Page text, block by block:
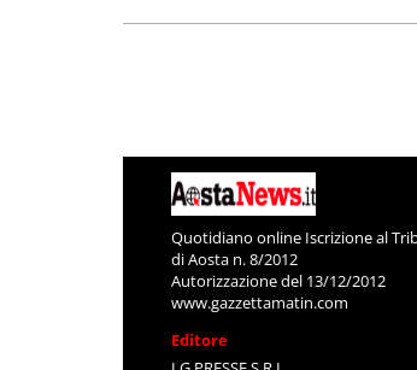
Quotidiano online Iscrizione al
di Aosta n. 8/2012
Autorizzazione del 13/12/2012
www.gazzettamatin.com
Editore